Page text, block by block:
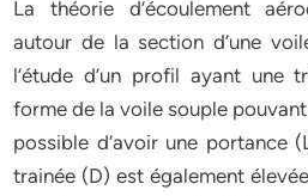
La théorie d’écoulement
autour de la section d’une
l’étude d’un profil ayant une
forme de la voile souple
possible d’avoir une portance
trainée (D) est également